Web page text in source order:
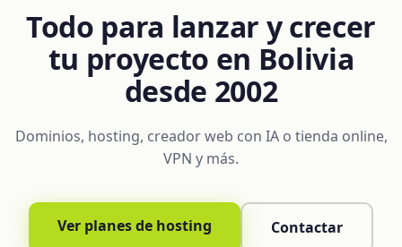
Todo para lanzar y crecer
tu proyecto en Bolivia
desde 2002
Dominios, hosting, creador web con IA o tienda online,
VPN y más.
Ver planes de hosting Contactar